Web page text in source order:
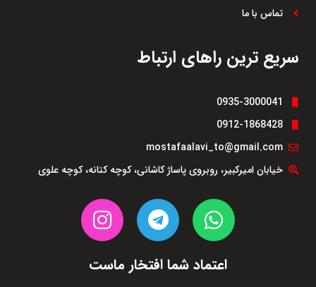
تماس با ما
سریع ترین راهای ارتباط
0935-3000041
0912-1868428
mostafaalavi_to@gmail.com
خیابان امیرکبیر، روبروی پاساژ کاشانی، کوچه کتانه، کوچه علوی
اعتماد شما افتخار ماست